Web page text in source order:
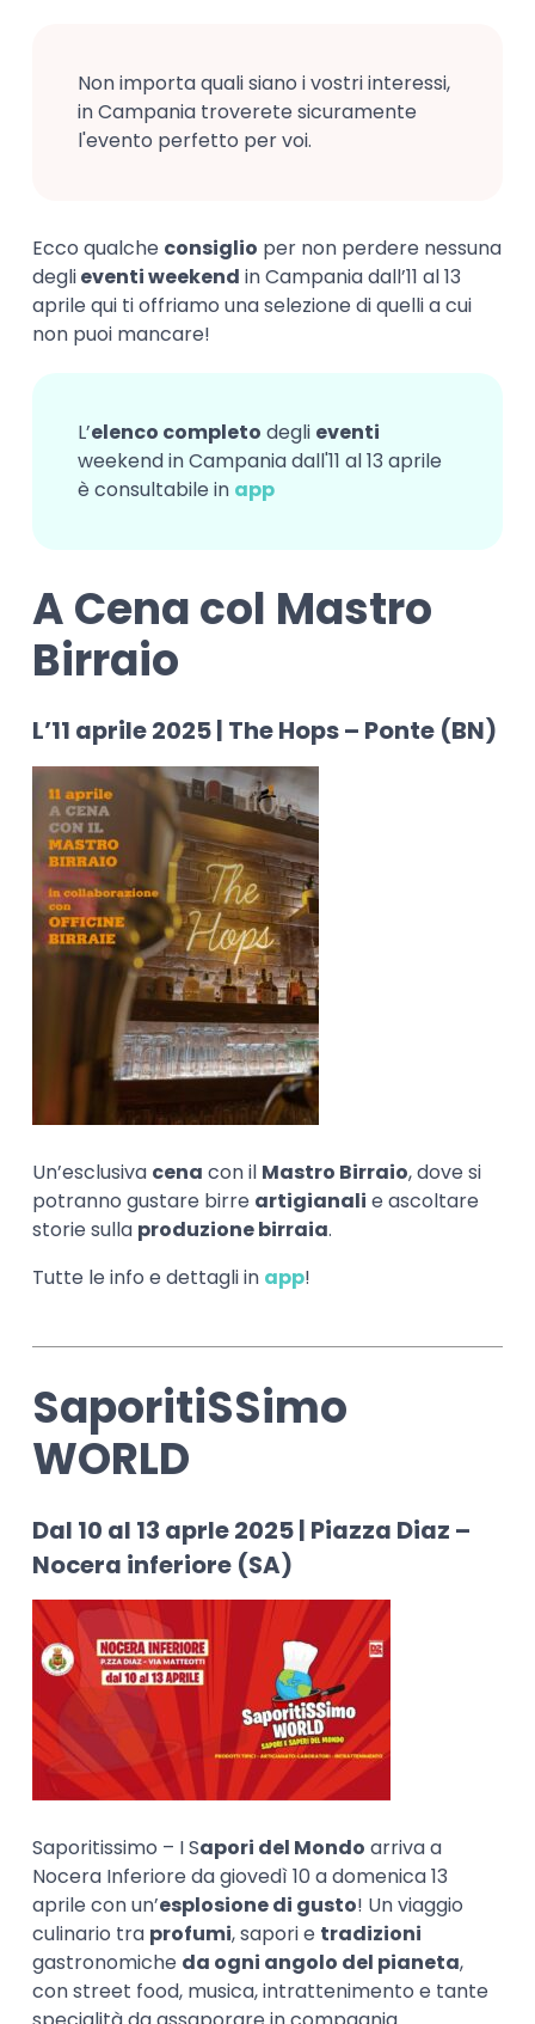
Non importa quali siano i vostri interessi,
in Campania troverete sicuramente
l'evento perfetto per voi.
Ecco qualche consiglio per non perdere nessuna
deglieventi weekend in Campania dall’11 al 13
aprile qui ti offriamo una selezione di quelli a cui
non puoi mancare!
L’elenco completo degli eventi
weekend in Campania dall'11 al 13 aprile
è consultabile in app
A Cena col Mastro
Birraio
L’11 aprile 2025 | The Hops – Ponte (BN)
Un’esclusiva cena con il Mastro Birraio, dove si
potranno gustare birre artigianali e ascoltare
storie sulla produzione birraia.
Tutte le info e dettagli in app!
SaporitiSSimo
WORLD
Dal 10 al 13 aprle 2025 | Piazza Diaz –
Nocera inferiore (SA)
Saporitissimo – I Sapori del Mondo arriva a
Nocera Inferiore da giovedì 10 a domenica 13
aprile con un’esplosione di gusto! Un viaggio
culinario tra profumi, sapori e tradizioni
gastronomiche da ogni angolo del pianeta,
con street food, musica, intrattenimento e tante